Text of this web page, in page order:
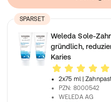
SPARSET
Weleda Sole-
gründlich,
Karies
2x75 ml
|
PZN: 8000542
WELEDA AG